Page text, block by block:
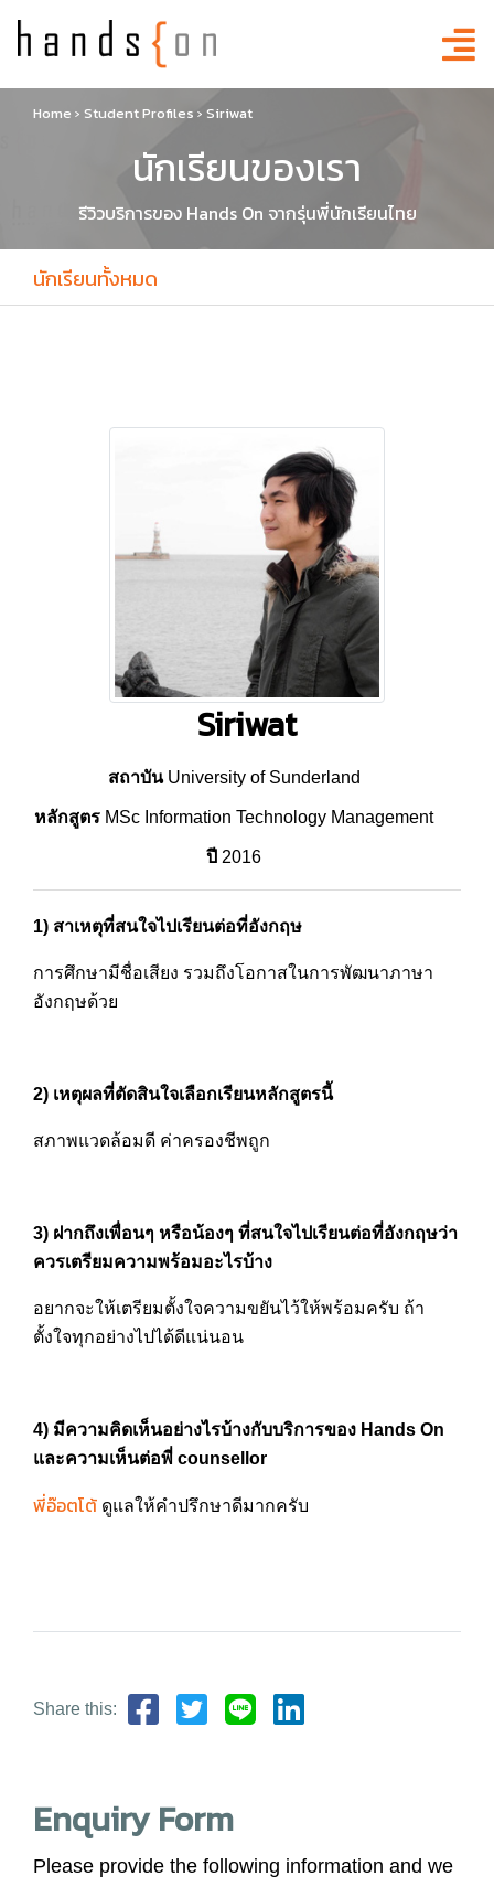
Home › Student Profiles › Siriwat
นักเรียนของเรา
รีวิวบริการของ Hands On จากรุ่นพี่นักเรียนไทย
นักเรียนทั้งหมด
Siriwat
สถาบันUniversity of Sunderland
หลักสูตร MSc Information Technology Management
ปี 2016
1) สาเหตุที่สนใจไปเรียนต่อที่อังกฤษ
การศึกษามีชื่อเสียง รวมถึงโอกาสในการพัฒนาภาษา
อังกฤษด้วย
2) เหตุผลที่ตัดสินใจเลือกเรียนหลักสูตรนี้
สภาพแวดล้อมดี ค่าครองชีพถูก
3) ฝากถึงเพื่อนๆ หรือน้องๆ ที่สนใจไปเรียนต่อที่อังกฤษว่า
ควรเตรียมความพร้อมอะไรบ้าง
อยากจะให้เตรียมตั้งใจความขยันไว้ให้พร้อมครับ ถ้า
ตั้งใจทุกอย่างไปได้ดีแน่นอน
4) มีความคิดเห็นอย่างไรบ้างกับบริการของ Hands On
และความเห็นต่อพี่ counsellor
พี่อ๊อตโต้ ดูแลให้คำปรึกษาดีมากครับ
Share this:
Enquiry Form
Please provide the following information and we